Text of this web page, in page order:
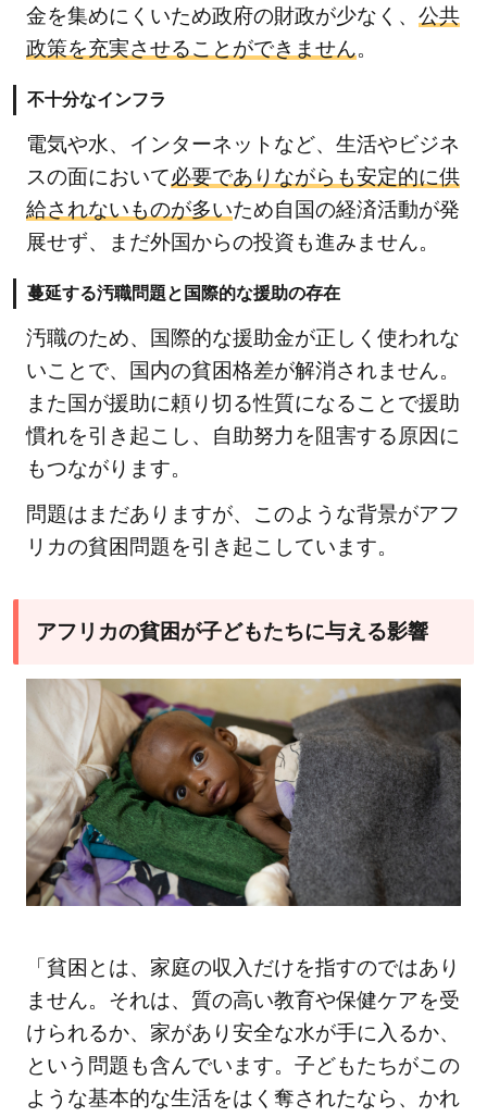
苦
し
子
ど
も
た
ち
に
要
な
援
と
は
農村
地域
3.2
への
支援
アフ
リカ
の子
ども
たち
支援
活動
を具
体例
で紹
介！
金を集めにくいため政府の財政が少なく、 公共
政策を充実させることができません。
不十分なインフラ
電気や水、インターネットなど、生活やビジネ
スの面において必要でありながらも安定的に供
給されないものが多いため自国の経済活動が発
展せず、まだ外国からの投資も進みません。
蔓延する汚職問題と国際的な援助の存在
汚職のため、国際的な援助金が正しく使われな
いことで、国内の貧困格差が解消されません。
また国が援助に頼り切る性質になることで援助
慣れを引き起こし、自助努力を阻害する原因に
もつながります。
問題はまだありますが、このような背景がアフ
リカの貧困問題を引き起こしています。
アフリカの貧困が子どもたちに与える影響
「貧困とは、家庭の収入だけを指すのではあり
ません。それは、質の高い教育や保健ケアを受
けられるか、家があり安全な水が手に入るか、
という問題も含んでいます。子どもたちがこの
ような基本的な生活をはく奪されたなら、かれ